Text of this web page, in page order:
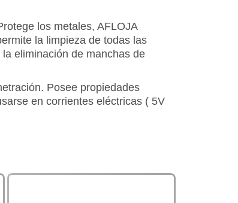
los metales, AFLOJA
la limpieza de todas las
eliminación de manchas de
Posee propiedades
en corrientes eléctricas ( 5V